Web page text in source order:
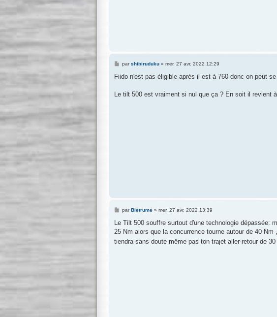
M
s
g
parshibiruduku» mer. 27 avr. 2022 12:29
Fiido n'est pas éligible après il est à 760 donc on peut
Le tilt 500 est vraiment si nul que ça ? En soit il revient
M
s
a
e
parBietrume» mer. 27 avr. 2022 13:39
Le Tilt 500 souffre surtout d'une technologie dépassée:
25 Nm alors que la concurrence tourne autour de 40
tiendra sans doute même pas ton trajet aller-retour de 30